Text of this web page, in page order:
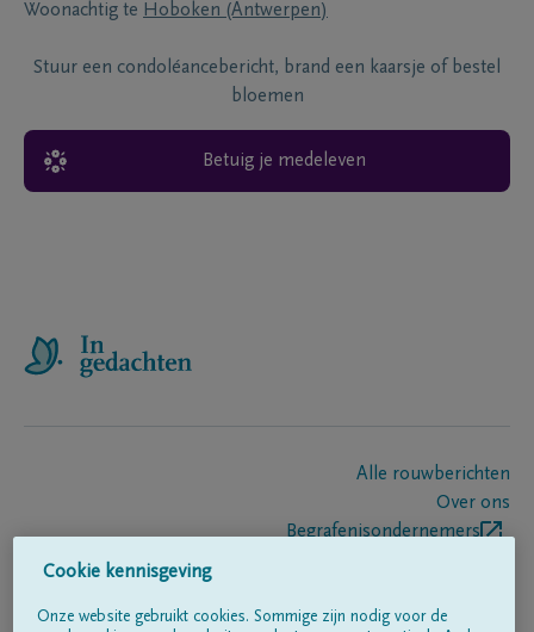
Woonachtig te Hoboken (Antwerpen)
Stuur een condoléancebericht, brand een kaarsje of bestel
bloemen
Betuig je medeleven
Alle rouwberichten
Over ons
Begrafenisondernemers
Cookie kennisgeving
Onze website gebruikt cookies. Sommige zijn nodig voor de